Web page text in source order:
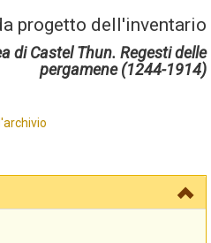
progetto dell'inventario
di Castel Thun. Regesti delle
pergamene (1244-1914)